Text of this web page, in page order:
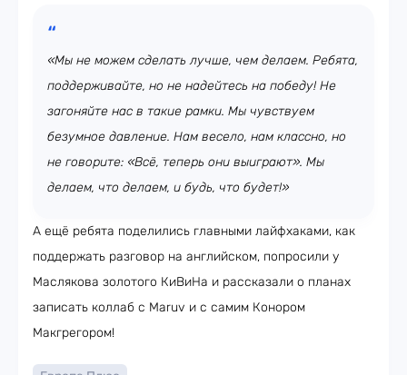
«Мы не можем сделать лучше, чем делаем. Ребята,
поддерживайте, но не надейтесь на победу! Не
загоняйте нас в такие рамки. Мы чувствуем
безумное давление. Нам весело, нам классно, но
не говорите: «Всё, теперь они выиграют». Мы
делаем, что делаем, и будь, что будет!»
А ещё ребята поделились главными лайфхаками, как
поддержать разговор на английском, попросили у
Маслякова золотого КиВиНа и рассказали о планах
записать коллаб с Maruv и с самим Конором
Макгрегором!